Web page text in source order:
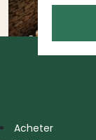
Acheter